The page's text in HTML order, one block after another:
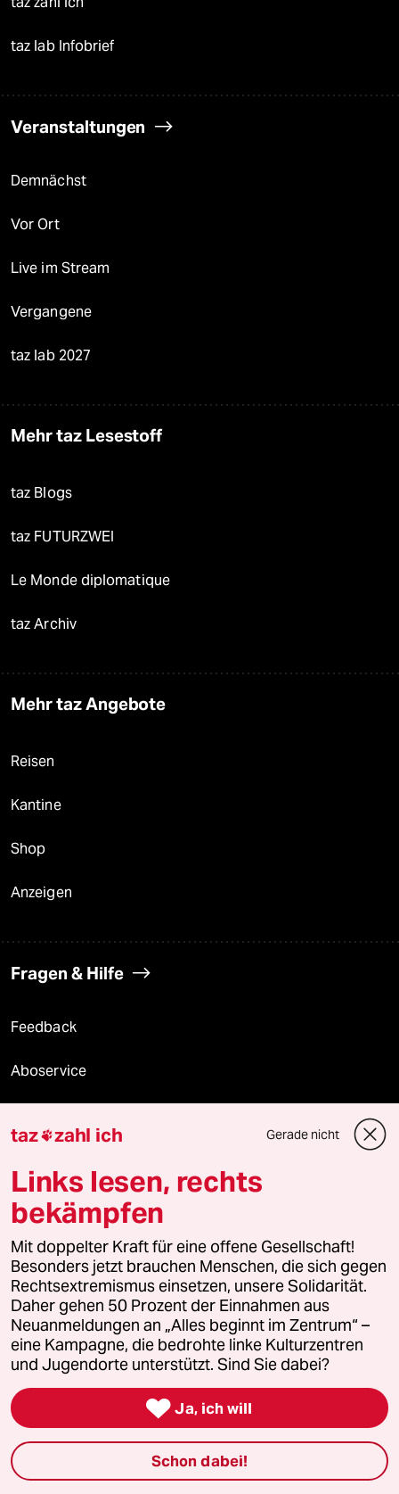
taz lab Infobrief
Veranstaltungen
Demnächst
Vor Ort
Live im Stream
Vergangene
taz lab 2027
Mehr taz Lesestoff
taz Blogs
taz FUTURZWEI
Le Monde diplomatique
taz Archiv
Mehr taz Angebote
Reisen
Kantine
Shop
Anzeigen
Fragen & Hilfe
Feedback
Aboservice
© 2026 taz Verlags und Vertriebs GmbH
Alle Rechte vorbehalten. Bei rechtlichen Fragen oder für Genehmigungen
wenden Sie sich bitte anlizenzen@taz.de
Feedback Redaktionsstatut Kommune-Richtlinien KI-
Leitlinie Informant Datenschutz Impressum AGB
Seitenwende Einwilligungen widerrufen (Ads)
taz zahl ich Gerade nicht
Links lesen, rechts
bekämpfen
Mit doppelter Kraft für eine offene Gesellschaft!
Besonders jetzt brauchen Menschen, die sich gegen
Rechtsextremismus einsetzen, unsere Solidarität.
Daher gehen 50 Prozent der Einnahmen aus
Neuanmeldungen an „Alles beginnt im Zentrum“ –
eine Kampagne, die bedrohte linke Kulturzentren
und Jugendorte unterstützt. Sind Sie dabei?
 Ja, ich will
Schon dabei!